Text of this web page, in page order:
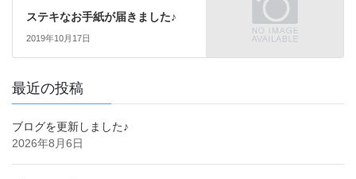
ステキなお手紙が届きました♪
2019年10月17日
最近の投稿
ブログを更新しました♪
2026年8月6日